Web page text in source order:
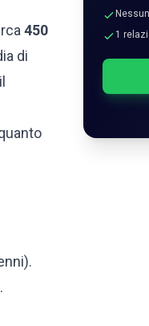
450
di
1